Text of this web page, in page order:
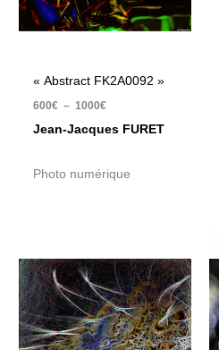
« Abstract FK2A0092 »
600€ – 1000€
Jean-Jacques FURET
Photo numérique
prix :
600€
à
1000€